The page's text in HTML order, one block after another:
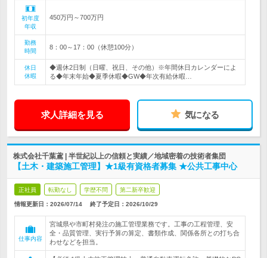
初年度
年収
450万円～700万円
勤務
時間
8：00～17：00（休憩100分）
休日
休暇
◆週休2日制（日曜、祝日、その他）※年間休日カレンダーによ
る◆年末年始◆夏季休暇◆GW◆年次有給休暇…
求人詳細を見る 気になる
株式会社千葉鳶 | 半世紀以上の信頼と実績／地域密着の技術者集団
【土木・建築施工管理】★1級有資格者募集 ★公共工事中心
正社員 転勤なし 学歴不問 第二新卒歓迎
情報更新日：2026/07/14 終了予定日： 2026/10/29
仕事内容
宮城県や市町村発注の施工管理業務です。工事の工程管理、安
全・品質管理、実行予算の算定、書類作成、関係各所との打ち合
わせなどを担当。